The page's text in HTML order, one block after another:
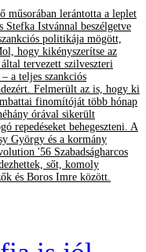
műsorában lerántotta a leplet
Stefka Istvánnal beszélgetve
politikája mögött,
hogy kikényszerítse az
tervezett szilveszteri
a teljes szankciós
Felmerült az is, hogy ki
finomítóját több hónap
órával sikerült
repedéseket behegeszteni. A
György és a kormány
'56 Szabadságharcos
sőt, komoly
és Boros Imre között.